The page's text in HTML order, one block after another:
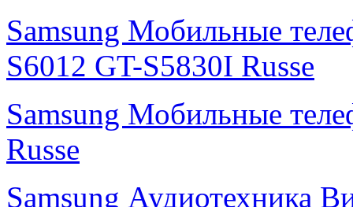
Samsung Мобильные
S6012 GT-S5830I Russe
Samsung Мобильные
Russe
Samsung Аудиотехника